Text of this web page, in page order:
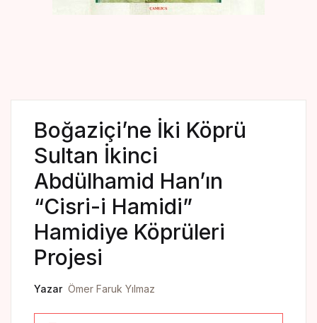
Tercüme Eserler
Süreli Yayınlar
Fazilet Takvimi
Yedikıta Dergisi
İnsan ve Hayat Dergisi
Boğaziçi’ne İki Köprü
Sultan İkinci
Abdülhamid Han’ın
“Cisri-i Hamidi”
Hamidiye Köprüleri
Projesi
Yazar Ömer Faruk Yılmaz